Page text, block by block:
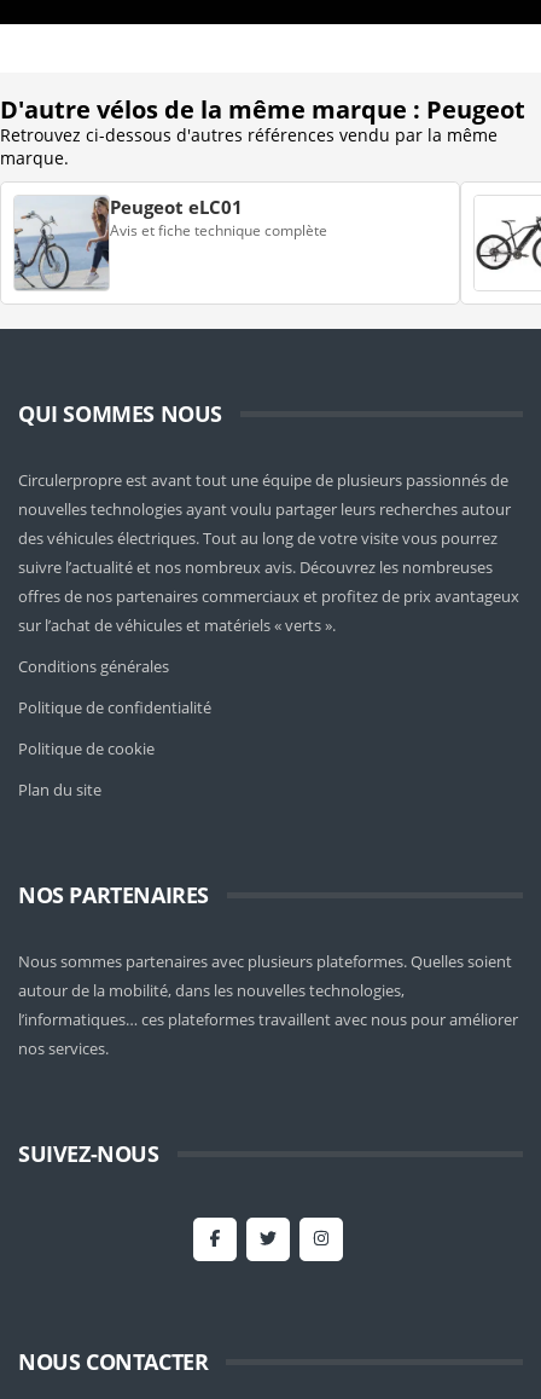
D'autre vélos de la même marque : Peugeot
Retrouvez ci-dessous d'autres références vendu par la même
marque.
Peugeot eLC01
Avis et fiche technique complète
QUI SOMMES NOUS
Circulerpropre est avant tout une équipe de plusieurs passionnés de
nouvelles technologies ayant voulu partager leurs recherches autour
des véhicules électriques. Tout au long de votre visite vous pourrez
suivre l’actualité et nos nombreux avis. Découvrez les nombreuses
offres de nos partenaires commerciaux et profitez de prix avantageux
sur l’achat de véhicules et matériels « verts ».
Conditions générales
Politique de confidentialité
Politique de cookie
Plan du site
NOS PARTENAIRES
Nous sommes partenaires avec plusieurs plateformes. Quelles soient
autour de la mobilité, dans les nouvelles technologies,
l’informatiques… ces plateformes travaillent avec nous pour améliorer
nos services.
SUIVEZ-NOUS
NOUS CONTACTER